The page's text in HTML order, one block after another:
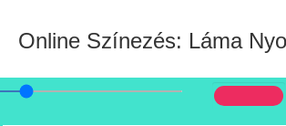
Online Színezés: Láma